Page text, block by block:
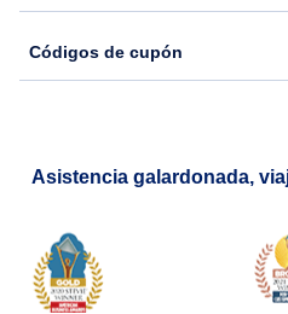
Códigos de cupón
Asistencia galardonada,